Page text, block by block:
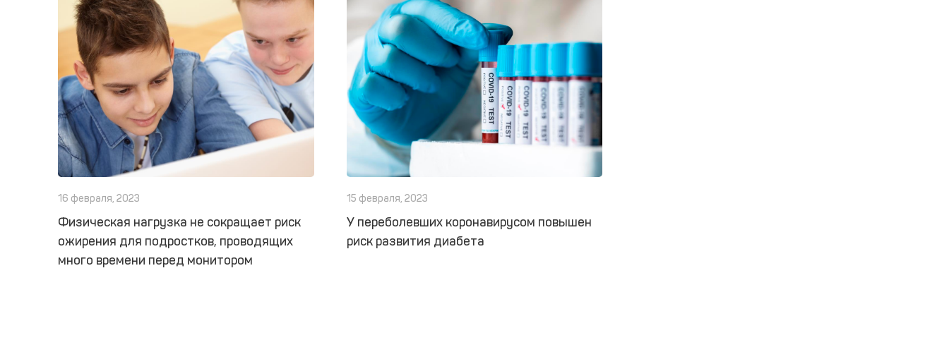
16 февраля, 2023
Физическая нагрузка не сокращает риск
ожирения для подростков, проводящих
много времени перед монитором
15 февраля, 2023
У переболевших коронавирусом повышен
риск развития диабета